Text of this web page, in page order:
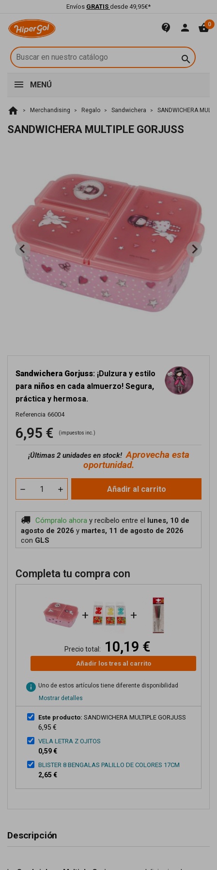
Envíos GRATIS desde 49,95€*
contact_support person shopping_basket0

MENÚ
home Merchandising Regalo Sandwichera SANDWICHERA
SANDWICHERA MULTIPLE GORJUSS
Sandwichera Gorjuss: ¡Dulzura y estilo
para niños en cada almuerzo! Segura,
práctica y hermosa.
Referencia 66004
6,95 € (impuestos inc.)
¡Últimas 2 unidades en stock!Aprovecha esta
oportunidad.
Añadir al carrito
Cómpralo ahora y recíbelo entre el lunes, 10 de
agosto de 2026 y martes, 11 de agosto de 2026
con GLS
Completa tu compra con
+ +
Precio total: 10,19 €
Añadir los tres al carrito
info Uno de estos artículos tiene diferente disponibilidad
Mostrar detalles
Este producto: SANDWICHERA MULTIPLE GORJUSS
6,95 €
VELA LETRA Z OJITOS
0,59 €
BLISTER 8 BENGALAS PALILLO DE COLORES 17CM
2,65 €
Descripción